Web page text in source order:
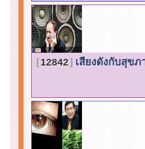
12842 เสียงดังกับสุขภ